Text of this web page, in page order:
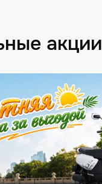
акции